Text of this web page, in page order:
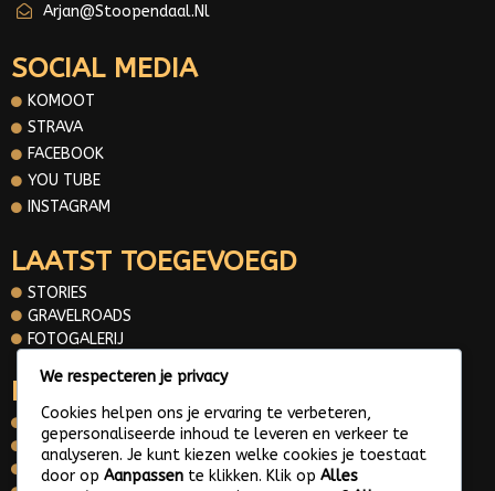
Arjan@stoopendaal.nl
SOCIAL MEDIA
KOMOOT
STRAVA
FACEBOOK
YOU TUBE
INSTAGRAM
LAATST TOEGEVOEGD
STORIES
GRAVELROADS
FOTOGALERIJ
INFORMATIE
OVER MIJ
CONTACT
PRIVACY POLICY
We respecteren je privacy
Cookies helpen ons je ervaring te verbeteren,
gepersonaliseerde inhoud te leveren en verkeer te
analyseren. Je kunt kiezen welke cookies je toestaat
door op Aanpassen te klikken. Klik op Alles